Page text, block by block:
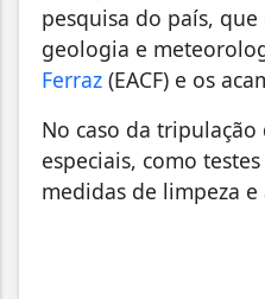
pesquisa do país,
geologia e
Ferraz (EACF) e os
No caso da
especiais, como
medidas de limpeza